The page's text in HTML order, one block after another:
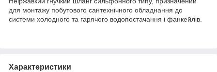
для монтажу побутового сантехнічного обладнання до
системи холодного та гарячого водопостачання і фанкейлів.
Характеристики